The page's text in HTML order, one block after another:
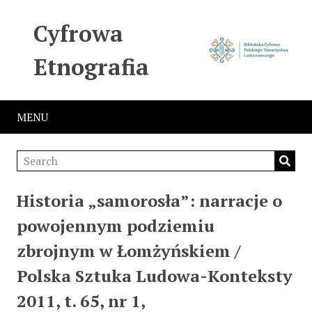
Cyfrowa
Etnografia
MENU
Historia „samorosła”: narracje o
powojennym podziemiu
zbrojnym w Łomżyńskiem /
Polska Sztuka Ludowa-Konteksty
2011, t. 65, nr 1,